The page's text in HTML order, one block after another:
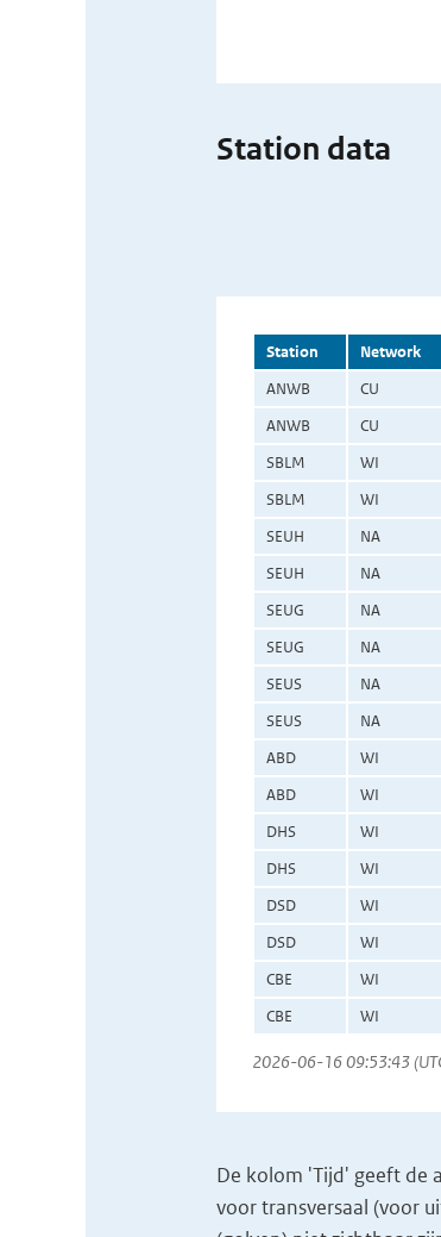
Station data
Station Network
ANWB
CU
ANWB
CU
SBLM
WI
SBLM
WI
SEUH
NA
SEUH
NA
SEUG
NA
SEUG
NA
SEUS
NA
SEUS
NA
ABD
WI
ABD
WI
DHS
WI
DHS
WI
DSD
WI
DSD
WI
CBE
WI
CBE
WI
2026-06-16 09:53:43
De kolom 'Tijd' geeft de
voor transversaal (voor